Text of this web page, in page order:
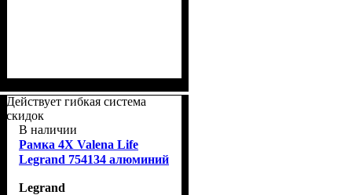
Действует гибкая система
скидок
В наличии
Рамка 4Х Valena Life
Legrand 754134 алюминий
Legrand